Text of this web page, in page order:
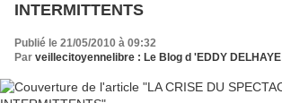
INTERMITTENTS
Publié le 21/05/2010 à 09:32
Par veillecitoyennelibre : Le Blog d 'EDDY DELHAYE